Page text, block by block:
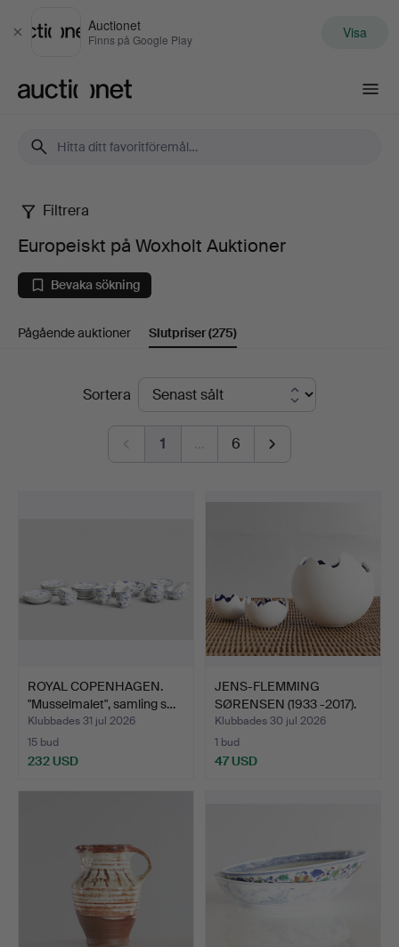
Stäng
Auctionet
Finns på Google Play Visa
Europeiskt
på
Woxholt
Auktioner
Filtrera
Europeiskt på Woxholt Auktioner
Bevaka sökning
Pågående auktioner Slutpriser(275)
SlutpriserSortera
1 … 6
ROYAL COPENHAGEN.
"Musselmalet", samling s…
Klubbades 31 jul 2026
15 bud
232 USD
JENS-FLEMMING
SØRENSEN (1933 -2017).
'Glob…
Klubbades 30 jul 2026
1 bud
47 USD